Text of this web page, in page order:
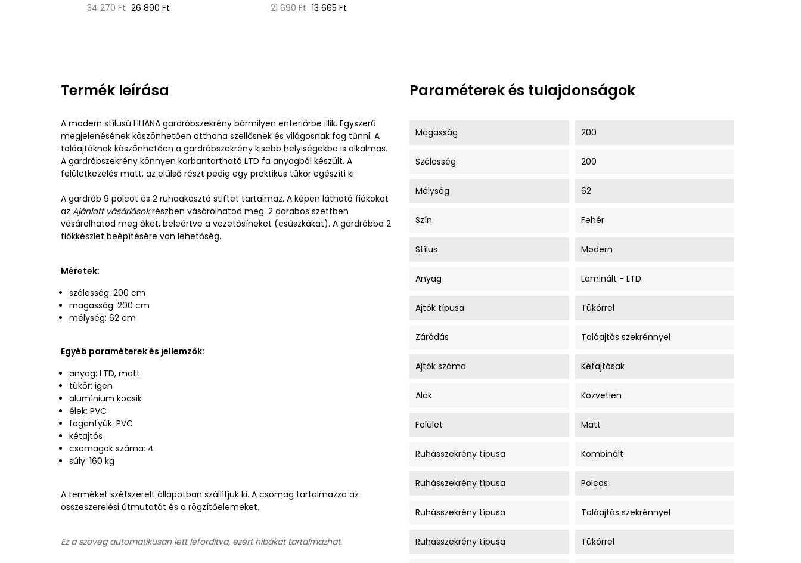
Normál
34 270 Ft Ár
26 890 Ft
Normál
21 690 Ft Ár
13 665 Ft
Termék leírása
A modern stílusú LILIANA gardróbszekrény bármilyen enteriőrbe illik. Egyszerű
megjelenésének köszönhetően otthona szellősnek és világosnak fog tűnni. A
tolóajtóknak köszönhetően a gardróbszekrény kisebb helyiségekbe is alkalmas.
A gardróbszekrény könnyen karbantartható LTD fa anyagból készült. A
felületkezelés matt, az elülső részt pedig egy praktikus tükör egészíti ki.
A gardrób 9 polcot és 2 ruhaakasztó stiftet tartalmaz. A képen látható fiókokat
az Ajánlott vásárlásokrészben vásárolhatod meg. 2 darabos szettben
vásárolhatod meg őket, beleértve a vezetősíneket (csúszkákat). A gardróbba 2
fiókkészlet beépítésére van lehetőség.
Méretek:
szélesség: 200 cm
magasság: 200 cm
mélység: 62 cm
Egyéb paraméterek és jellemzők:
anyag: LTD, matt
tükör: igen
alumínium kocsik
élek: PVC
fogantyúk: PVC
kétajtós
csomagok száma: 4
súly: 160 kg
A terméket szétszerelt állapotban szállítjuk ki. A csomag tartalmazza az
összeszerelési útmutatót és a rögzítőelemeket.
Ez a szöveg automatikusan lett lefordítva, ezért hibákat tartalmazhat.
Paraméterek és tulajdonságok
Magasság 200
Szélesség 200
Mélység 62
Szín Fehér
Stílus Modern
Anyag Laminált - LTD
Ajtók típusa Tükörrel
Záródás Tolóajtós szekrénnyel
Ajtók száma Kétajtósak
Alak Közvetlen
Felület Matt
Ruhásszekrény típusa Kombinált
Ruhásszekrény típusa Polcos
Ruhásszekrény típusa Tolóajtós szekrénnyel
Ruhásszekrény típusa Tükörrel